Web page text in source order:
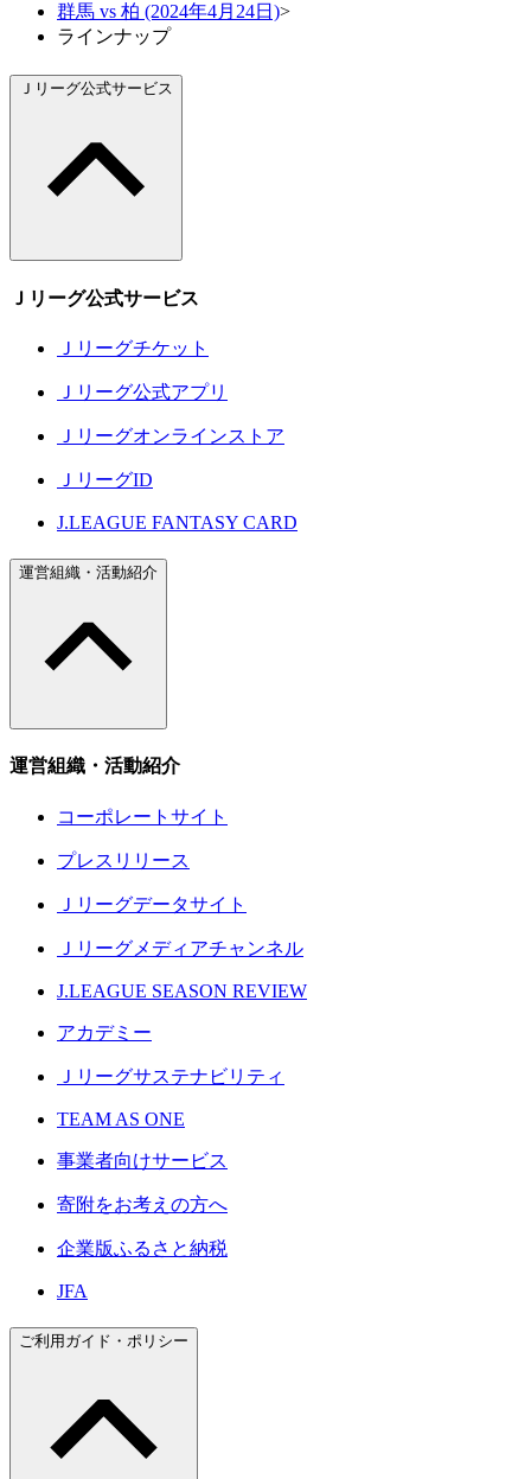
群馬 vs 柏 (2024年4月24日)>
ラインナップ
Ｊリーグ公式サービス
Ｊリーグ公式サービス
Ｊリーグチケット
Ｊリーグ公式アプリ
Ｊリーグオンラインストア
ＪリーグID
J.LEAGUE FANTASY CARD
運営組織・活動紹介
運営組織・活動紹介
コーポレートサイト
プレスリリース
Ｊリーグデータサイト
Ｊリーグメディアチャンネル
J.LEAGUE SEASON REVIEW
アカデミー
Ｊリーグサステナビリティ
TEAM AS ONE
事業者向けサービス
寄附をお考えの方へ
企業版ふるさと納税
JFA
ご利用ガイド・ポリシー